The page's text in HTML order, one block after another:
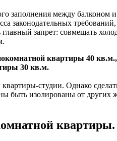
заполнения между
законодательных
запрет: совмещать
квартиры 40
30 кв.м.
студии. Однако
быть изолированы от
квартиры.